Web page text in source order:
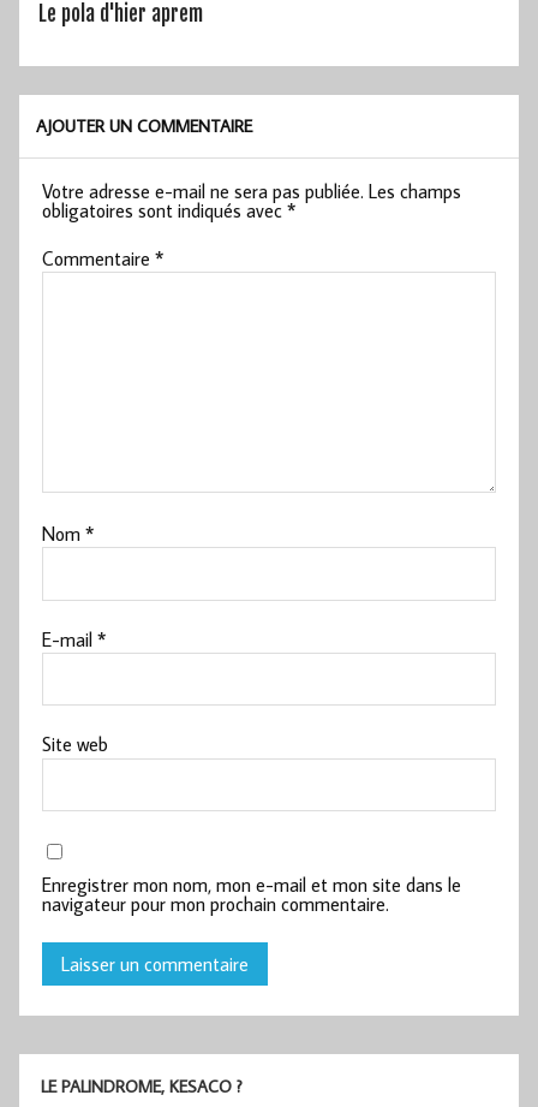
Le pola d'hier aprem
AJOUTER UN COMMENTAIRE
Votre adresse e-mail ne sera pas publiée. Les champs
obligatoires sont indiqués avec*
Commentaire*
Nom*
E-mail*
Site web
Enregistrer mon nom, mon e-mail et mon site dans le
navigateur pour mon prochain commentaire.
LE PALINDROME, KESACO ?